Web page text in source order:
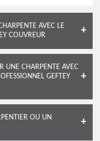
AVEC LE
COUVREUR
UNE CHARPENTE AVEC
GEFTEY
OU UN